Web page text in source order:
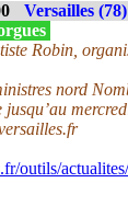
Versailles
Robin,
nord
outils/